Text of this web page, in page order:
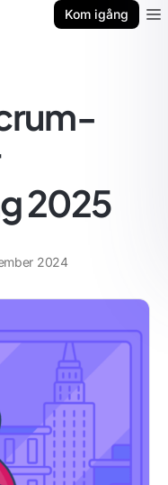
Kom igång
2025
2024